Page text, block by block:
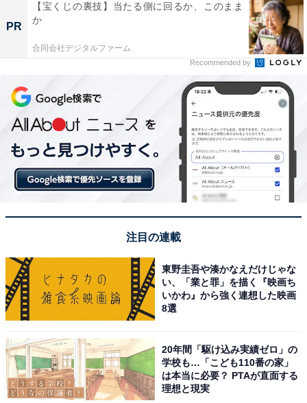
1位：村上信五（SUPER EIGHT）
View this post on Instagram
PR
【宝くじの裏技】当たる側に回るか、このまま
か
合同会社デジタルファーム
Recommended by
注目の連載
東野圭吾や湊かなえだけじゃな
い、「業と罪」を描く『映画ち
いかわ』から強く連想した映画
8選
20年間「駆け込み実績ゼロ」の
学校も…「こども110番の家」
は本当に必要？ PTAが直面する
理想と現実